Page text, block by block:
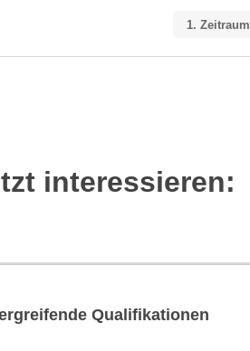
1. Zeitraum
interessieren:
Qualifikationen